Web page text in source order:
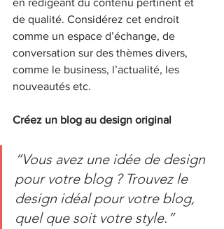
en rédigeant du contenu pertinent et
de qualité. Considérez cet endroit
comme un espace d’échange, de
conversation sur des thèmes divers,
comme le business, l’actualité, les
nouveautés etc.
Créez un blog au design original
“Vous avez une idée de design
pour votre blog ? Trouvez le
design idéal pour votre blog,
quel que soit votre style.”